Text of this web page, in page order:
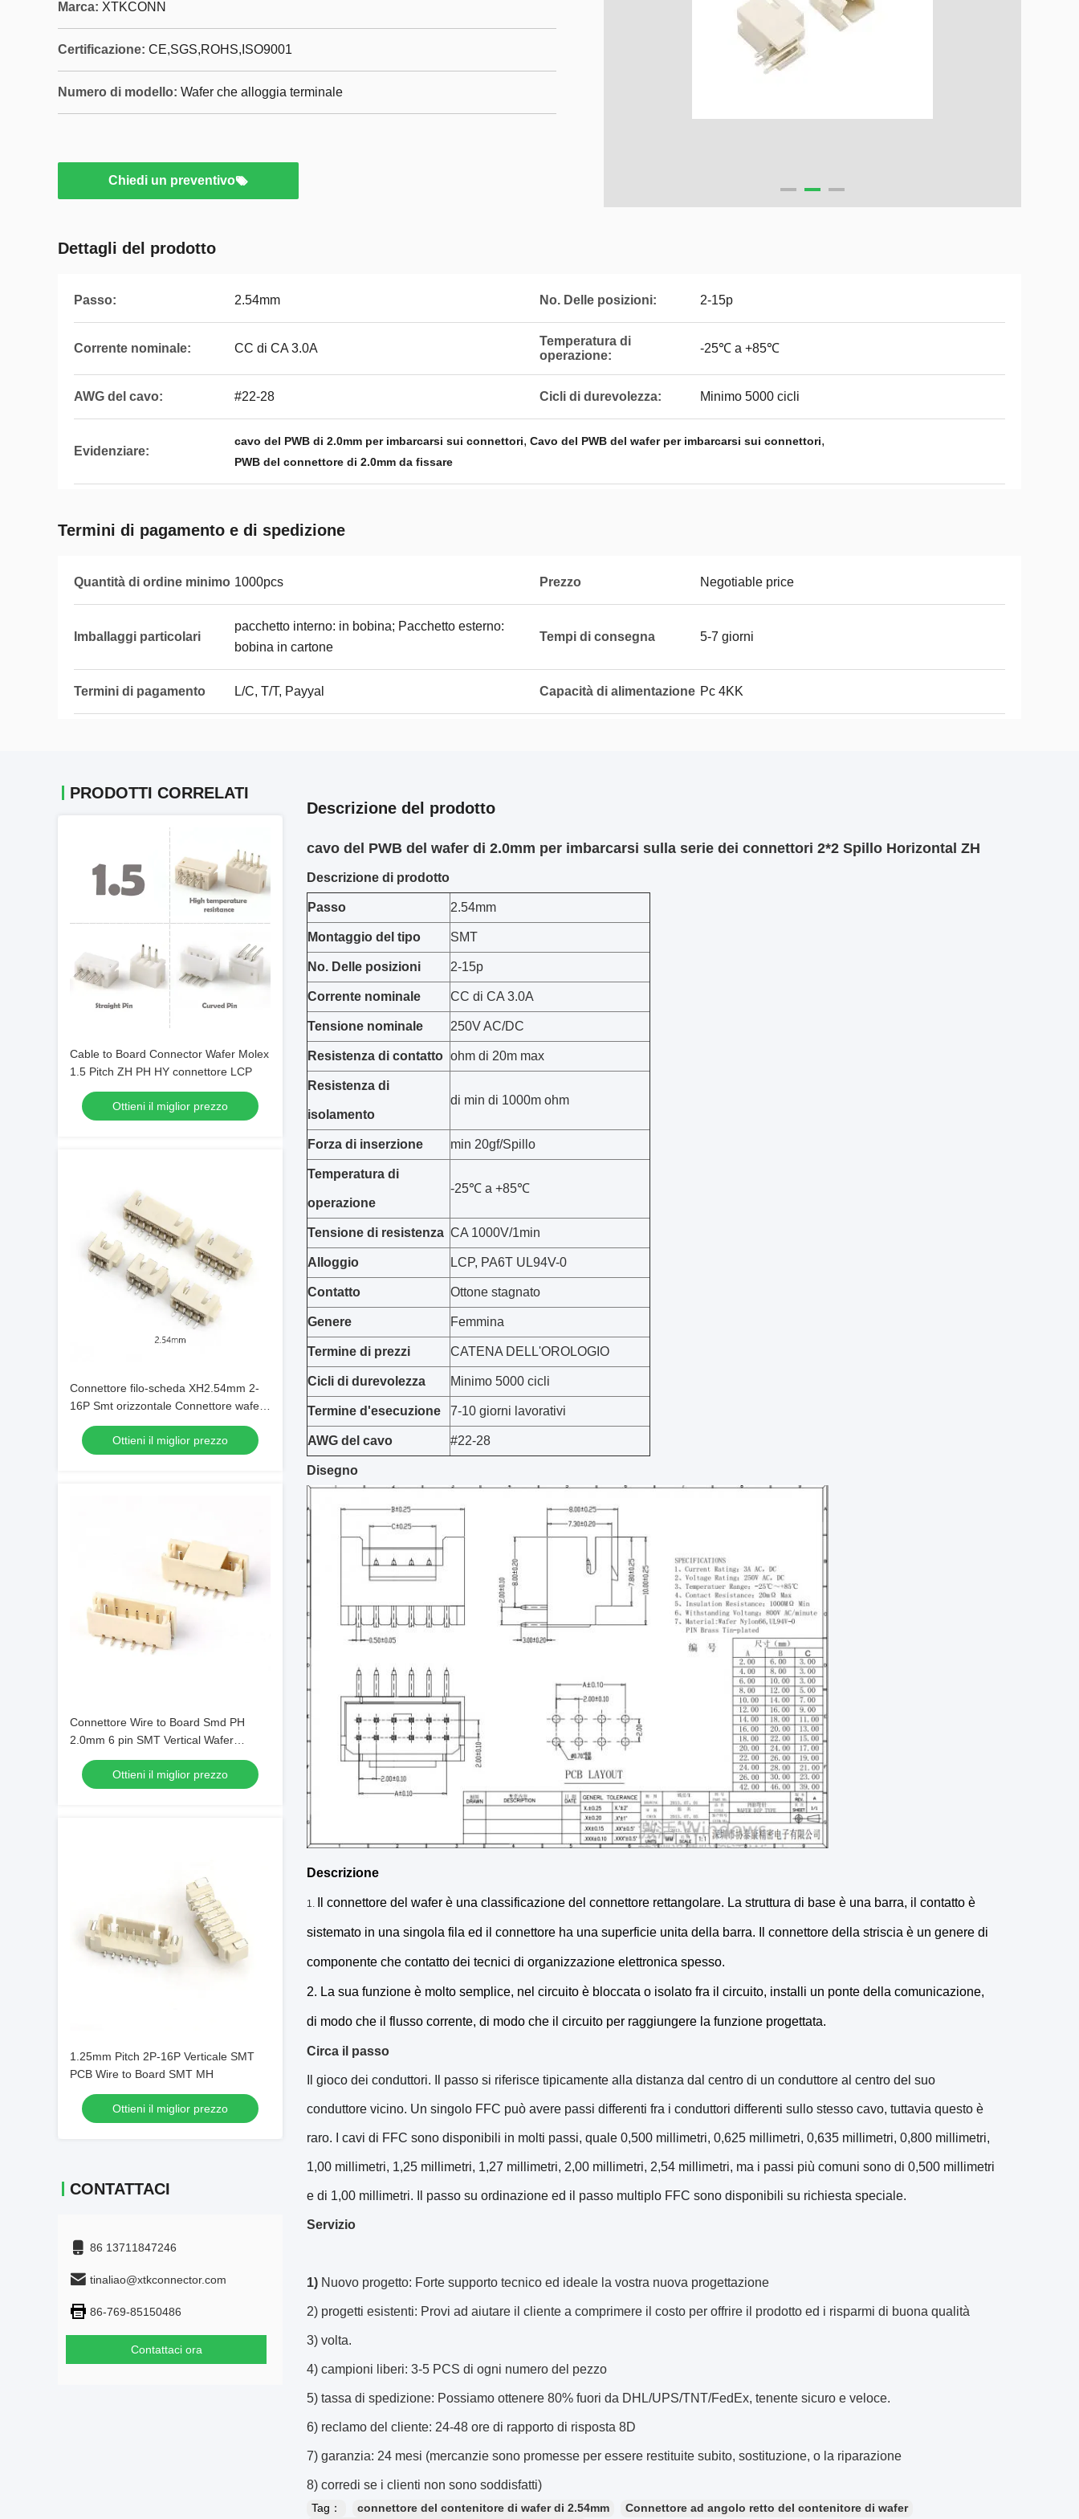
Marca: XTKCONN
Certificazione: CE,SGS,ROHS,ISO9001
Numero di modello: Wafer che alloggia terminale
Chiedi un preventivo
Dettagli del prodotto
Passo: 2.54mm No. Delle posizioni: 2-15p
Corrente nominale: CC di CA 3.0A
Temperatura di
operazione:
-25℃ a +85℃
AWG del cavo: #22-28 Cicli di durevolezza: Minimo 5000 cicli
Evidenziare:
cavo del PWB di 2.0mm per imbarcarsi sui connettori, Cavo del PWB del wafer per imbarcarsi sui connettori,
PWB del connettore di 2.0mm da fissare
Termini di pagamento e di spedizione
Quantità di ordine minimo 1000pcs Prezzo Negotiable price
Imballaggi particolari
pacchetto interno: in bobina; Pacchetto esterno:
bobina in cartone
Tempi di consegna 5-7 giorni
Termini di pagamento L/C, T/T, Payyal Capacità di alimentazione Pc 4KK
PRODOTTI CORRELATI
Cable to Board Connector Wafer Molex
1.5 Pitch ZH PH HY connettore LCP
Ottieni il miglior prezzo
Connettore filo-scheda XH2.54mm 2-
16P Smt orizzontale Connettore wafer
2.54
Ottieni il miglior prezzo
Connettore Wire to Board Smd PH
2.0mm 6 pin SMT Vertical Wafer
Connector con Cover
Ottieni il miglior prezzo
1.25mm Pitch 2P-16P Verticale SMT
PCB Wire to Board SMT MH
Ottieni il miglior prezzo
CONTATTACI
86 13711847246
tinaliao@xtkconnector.com
86-769-85150486
Contattaci ora
Descrizione del prodotto
cavo del PWB del wafer di 2.0mm per imbarcarsi sulla serie dei connettori 2*2 Spillo Horizontal ZH
Descrizione di prodotto
Passo 2.54mm
Montaggio del tipo SMT
No. Delle posizioni 2-15p
Corrente nominale CC di CA 3.0A
Tensione nominale 250V AC/DC
Resistenza di contatto ohm di 20m max
Resistenza di
isolamento
di min di 1000m ohm
Forza di inserzione min 20gf/Spillo
Temperatura di
operazione
-25℃ a +85℃
Tensione di resistenza CA 1000V/1min
Alloggio LCP, PA6T UL94V-0
Contatto Ottone stagnato
Genere Femmina
Termine di prezzi CATENA DELL'OROLOGIO
Cicli di durevolezza Minimo 5000 cicli
Termine d'esecuzione 7-10 giorni lavorativi
AWG del cavo #22-28
Disegno
Descrizione
1. Il connettore del wafer è una classificazione del connettore rettangolare. La struttura di base è una barra, il contatto è
sistemato in una singola fila ed il connettore ha una superficie unita della barra. Il connettore della striscia è un genere di
componente che contatto dei tecnici di organizzazione elettronica spesso.
2. La sua funzione è molto semplice, nel circuito è bloccata o isolato fra il circuito, installi un ponte della comunicazione,
di modo che il flusso corrente, di modo che il circuito per raggiungere la funzione progettata.
Circa il passo
Il gioco dei conduttori. Il passo si riferisce tipicamente alla distanza dal centro di un conduttore al centro del suo
conduttore vicino. Un singolo FFC può avere passi differenti fra i conduttori differenti sullo stesso cavo, tuttavia questo è
raro. I cavi di FFC sono disponibili in molti passi, quale 0,500 millimetri, 0,625 millimetri, 0,635 millimetri, 0,800 millimetri,
1,00 millimetri, 1,25 millimetri, 1,27 millimetri, 2,00 millimetri, 2,54 millimetri, ma i passi più comuni sono di 0,500 millimetri
e di 1,00 millimetri. Il passo su ordinazione ed il passo multiplo FFC sono disponibili su richiesta speciale.
Servizio
1) Nuovo progetto: Forte supporto tecnico ed ideale la vostra nuova progettazione
2) progetti esistenti: Provi ad aiutare il cliente a comprimere il costo per offrire il prodotto ed i risparmi di buona qualità
3) volta.
4) campioni liberi: 3-5 PCS di ogni numero del pezzo
5) tassa di spedizione: Possiamo ottenere 80% fuori da DHL/UPS/TNT/FedEx, tenente sicuro e veloce.
6) reclamo del cliente: 24-48 ore di rapporto di risposta 8D
7) garanzia: 24 mesi (mercanzie sono promesse per essere restituite subito, sostituzione, o la riparazione
8) corredi se i clienti non sono soddisfatti)
Tag： connettore del contenitore di wafer di 2.54mm Connettore ad angolo retto del contenitore di wafer